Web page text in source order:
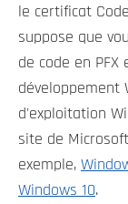
le certificat
suppose que
de code en
développement
d'exploitation
site de
exemple,
Windows 10.